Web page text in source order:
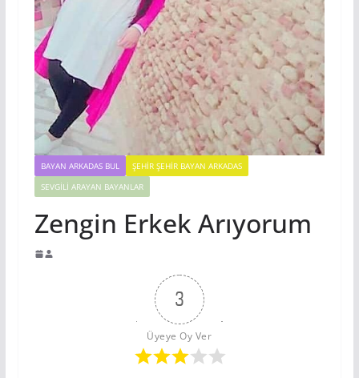
BAYAN ARKADAS BUL
ŞEHIR ŞEHIR BAYAN ARKADAS
SEVGILI ARAYAN BAYANLAR
Zengin Erkek Arıyorum
3
Üyeye Oy Ver